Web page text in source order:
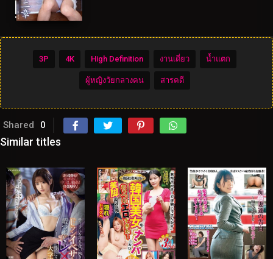
3P 4K High Definition งานเดี่ยว น้ำแตก
ผู้หญิงวัยกลางคน สารคดี
Shared 0
Similar titles